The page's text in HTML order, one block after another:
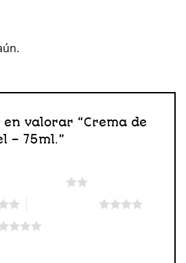
valorar “Crema de
– 75ml.”